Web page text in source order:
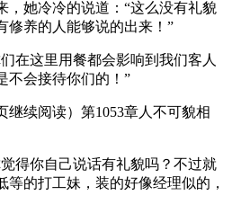
，她冷冷的说道：“这么没有礼貌
修养的人能够说的出来！”
在这里用餐都会影响到我们客人
不会接待你们的！”
继续阅读）第1053章人不可貌相
得你自己说话有礼貌吗？不过就
等的打工妹，装的好像经理似的，